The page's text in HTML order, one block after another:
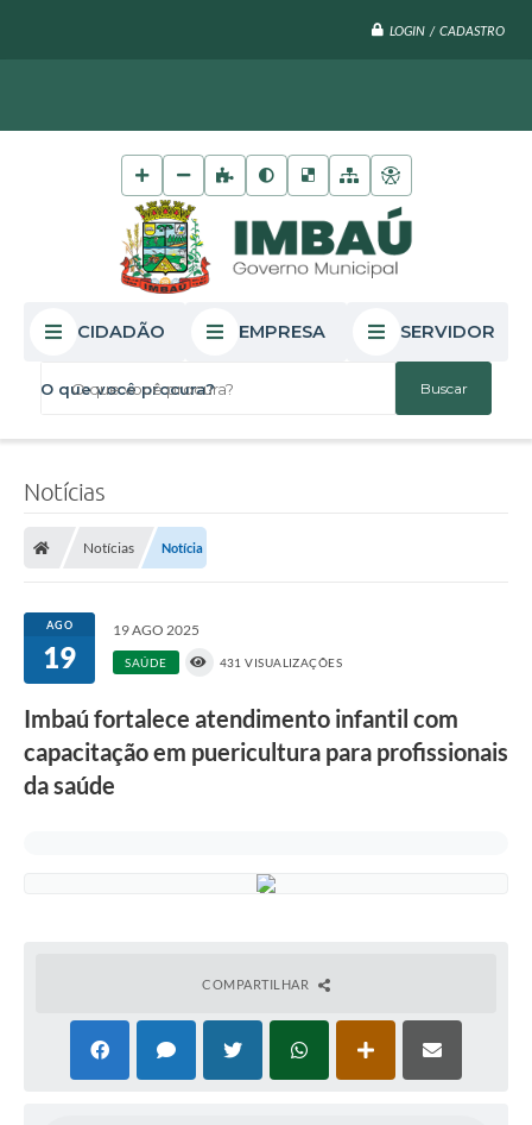
LOGIN / CADASTRO
O que você procura?
CIDADÃO EMPRESA SERVIDOR
Notícias
Notícias Notícia
AGO
19
19 AGO 2025
SAÚDE 431 VISUALIZAÇÕES
Imbaú fortalece atendimento infantil com
capacitação em puericultura para profissionais
da saúde
COMPARTILHAR